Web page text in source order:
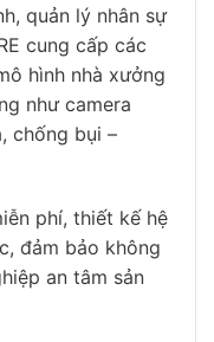
quản lý nhân sự
cung cấp các
hình nhà xưởng
như camera
chống bụi –
phí, thiết kế hệ
đảm bảo không
an tâm sản